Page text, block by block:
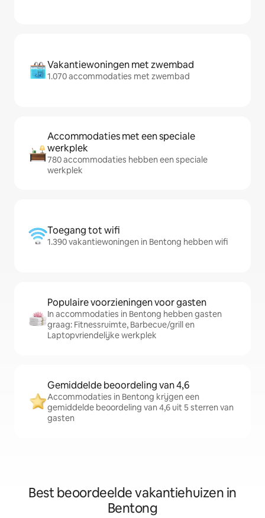
Vakantiewoningen met zwembad
1.070 accommodaties met zwembad
Accommodaties met een speciale
werkplek
780 accommodaties hebben een speciale
werkplek
Toegang tot wifi
1.390 vakantiewoningen in Bentong hebben wifi
Populaire voorzieningen voor gasten
In accommodaties in Bentong hebben gasten
graag: Fitnessruimte, Barbecue/grill en
Laptopvriendelijke werkplek
Gemiddelde beoordeling van 4,6
Accommodaties in Bentong krijgen een
gemiddelde beoordeling van 4,6 uit 5 sterren van
gasten
Best beoordeelde vakantiehuizen in
Bentong